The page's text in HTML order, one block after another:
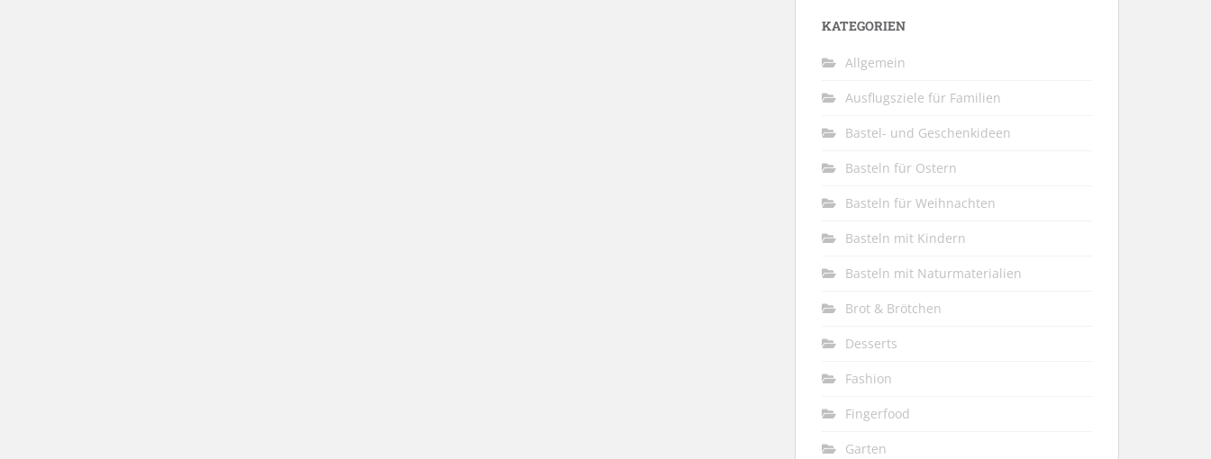
KATEGORIEN
Allgemein
Ausflugsziele für Familien
Bastel- und Geschenkideen
Basteln für Ostern
Basteln für Weihnachten
Basteln mit Kindern
Basteln mit Naturmaterialien
Brot & Brötchen
Desserts
Fashion
Fingerfood
Garten